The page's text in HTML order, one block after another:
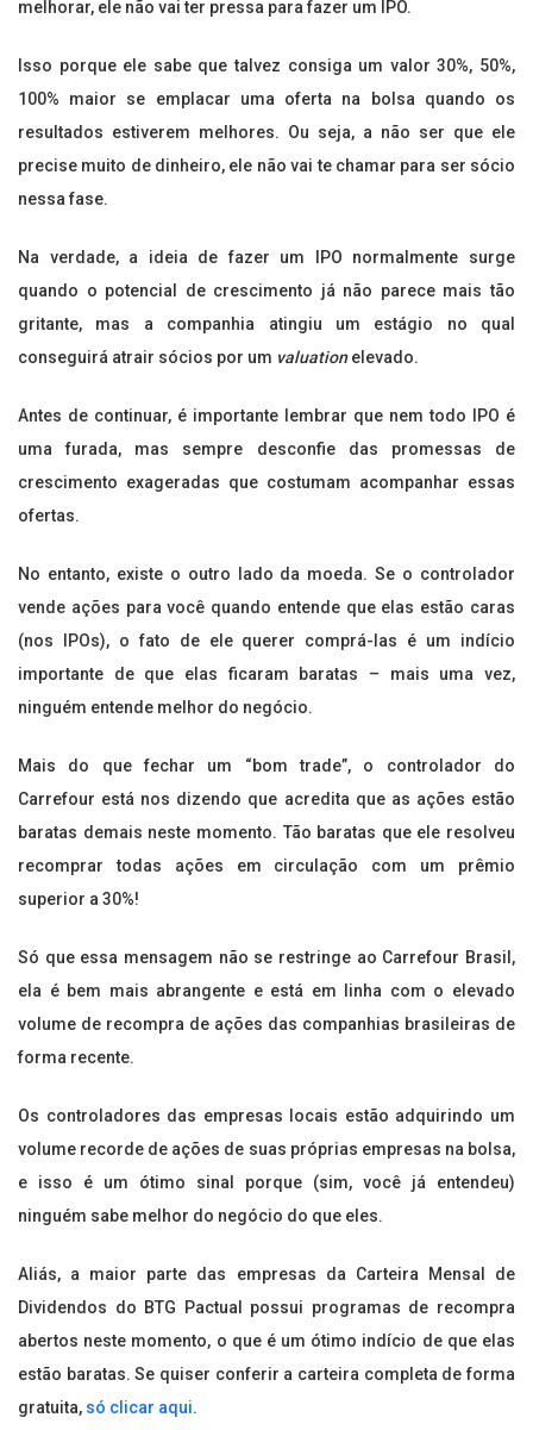
melhorar, ele não vai ter pressa para fazer um IPO.
Isso porque ele sabe que talvez consiga um valor 30%, 50%,
100% maior se emplacar uma oferta na bolsa quando os
resultados estiverem melhores. Ou seja, a não ser que ele
precise muito de dinheiro, ele não vai te chamar para ser sócio
nessa fase.
Na verdade, a ideia de fazer um IPO normalmente surge
quando o potencial de crescimento já não parece mais tão
gritante, mas a companhia atingiu um estágio no qual
conseguirá atrair sócios por um valuationelevado.
Antes de continuar, é importante lembrar que nem todo IPO é
uma furada, mas sempre desconfie das promessas de
crescimento exageradas que costumam acompanhar essas
ofertas.
No entanto, existe o outro lado da moeda. Se o controlador
vende ações para você quando entende que elas estão caras
(nos IPOs), o fato de ele querer comprá-las é um indício
importante de que elas ficaram baratas – mais uma vez,
ninguém entende melhor do negócio.
Mais do que fechar um “bom trade”, o controlador do
Carrefour está nos dizendo que acredita que as ações estão
baratas demais neste momento. Tão baratas que ele resolveu
recomprar todas ações em circulação com um prêmio
superior a 30%!
Só que essa mensagem não se restringe ao Carrefour Brasil,
ela é bem mais abrangente e está em linha com o elevado
volume de recompra de ações das companhias brasileiras de
forma recente.
Os controladores das empresas locais estão adquirindo um
volume recorde de ações de suas próprias empresas na bolsa,
e isso é um ótimo sinal porque (sim, você já entendeu)
ninguém sabe melhor do negócio do que eles.
Aliás, a maior parte das empresas da Carteira Mensal de
Dividendos do BTG Pactual possui programas de recompra
abertos neste momento, o que é um ótimo indício de que elas
estão baratas. Se quiser conferir a carteira completa de forma
gratuita, só clicar aqui.